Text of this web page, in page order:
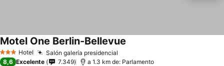
3 Estrellas
Hotel Salón galería presidencial
Motel One Berlin-Bellevue
8,6 Excelente 7.349 a 1.3 km de: Parlamento